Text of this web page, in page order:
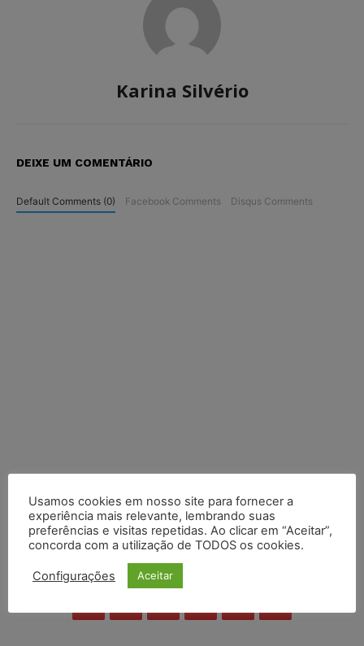
Karina Silvério
DEIXE UM COMENTÁRIO
Default Comments (0) Facebook Comments Disqus Comments
COMPARTILHE
Usamos cookies em nosso site para fornecer a
experiência mais relevante, lembrando suas
preferências e visitas repetidas. Ao clicar em “Aceitar”,
concorda com a utilização de TODOS os cookies.
Configurações Aceitar